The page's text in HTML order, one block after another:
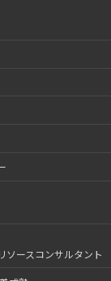
ソースコンサルタント